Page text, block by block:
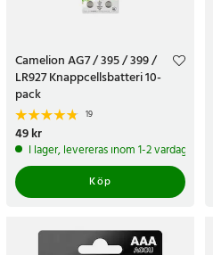
Camelion AG7 / 395 / 399 /
LR927 Knappcellsbatteri 10-
pack
19
Pris:
49 kr
I lager, levereras inom 1-2 vardagar
Köp